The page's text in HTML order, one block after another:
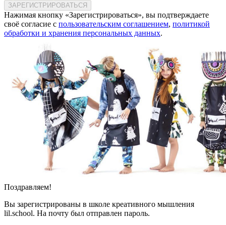
ЗАРЕГИСТРИРОВАТЬСЯ
Нажимая кнопку «Зарегистрироваться», вы подтверждаете
своё согласие с пользовательским соглашением, политикой
обработки и хранения персональных данных.
Поздравляем!
Вы зарегистрированы в школе креативного мышления
lil.school. На почту был отправлен пароль.